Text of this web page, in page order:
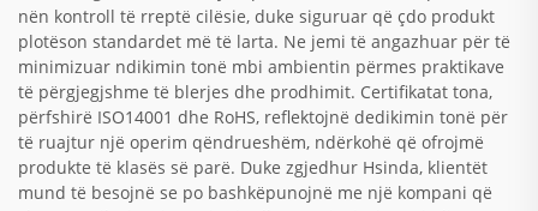
nën kontroll të rreptë cilësie, duke siguruar që çdo produkt
plotëson standardet më të larta. Ne jemi të angazhuar për të
minimizuar ndikimin tonë mbi ambientin përmes praktikave
të përgjegjshme të blerjes dhe prodhimit. Certifikatat tona,
përfshirë ISO14001 dhe RoHS, reflektojnë dedikimin tonë për
të ruajtur një operim qëndrueshëm, ndërkohë që ofrojmë
produkte të klasës së parë. Duke zgjedhur Hsinda, klientët
mund të besojnë se po bashkëpunojnë me një kompani që